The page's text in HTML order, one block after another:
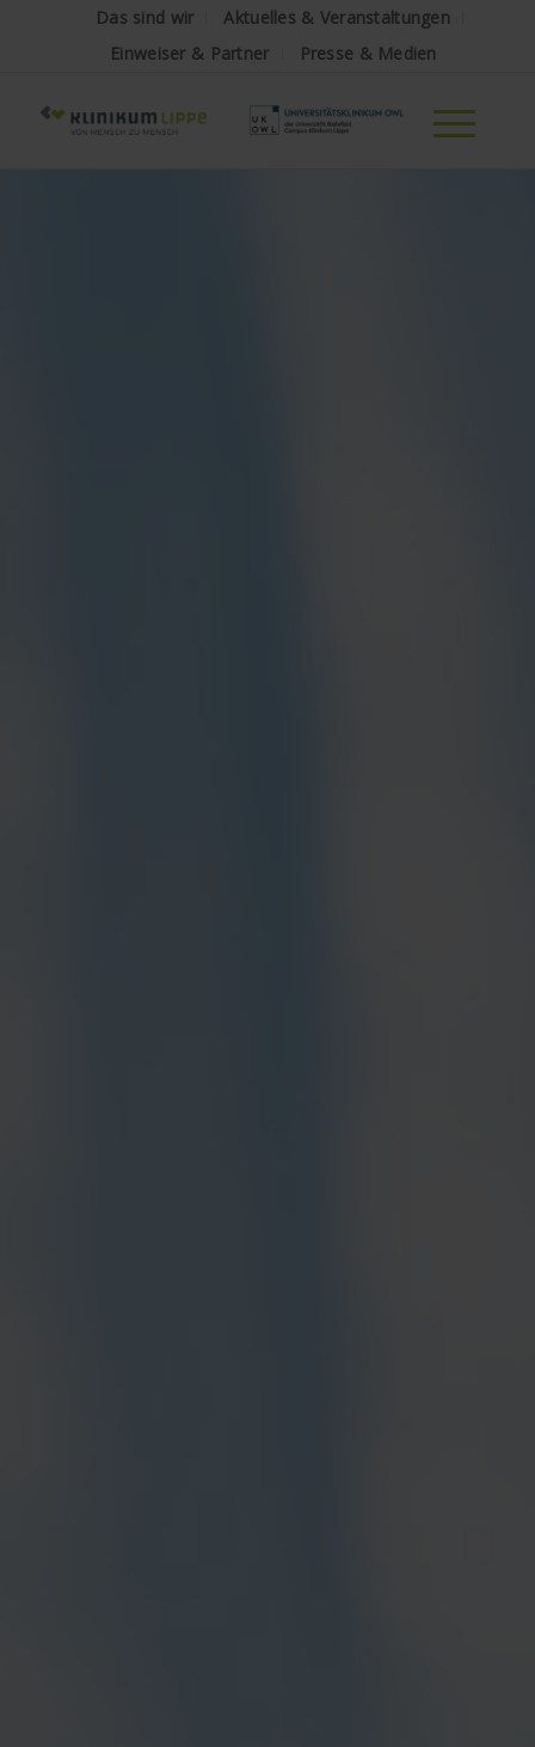
Das sind wir
Aktuelles & Veranstaltungen
Einweiser & Partner
Presse & Medien